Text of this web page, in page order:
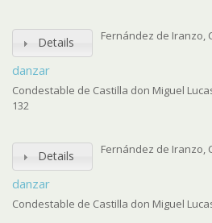
Details
danzar
Fernández de Iranzo,
Condestable de Castilla don Miguel
132
Details
danzar
Fernández de Iranzo,
Condestable de Castilla don Miguel